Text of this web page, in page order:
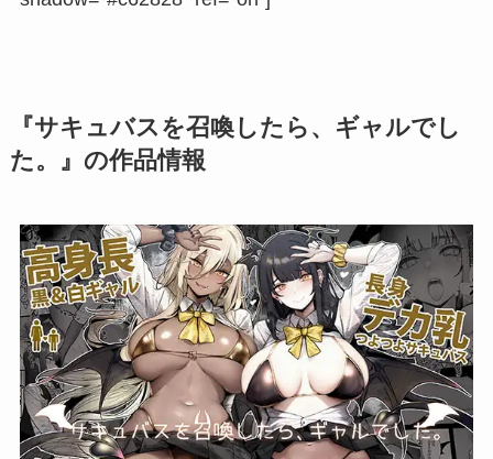
『サキュバスを召喚したら、ギャルでし
た。』の作品情報